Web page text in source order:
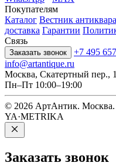
Покупателям
Каталог Вестник антиквара
доставка Гарантии
Связь
Заказать звонок +7 495
info@artantique.ru
Москва, Скатертный пер.,
Пн–Пт 10:00–19:00
© 2026 АртАнтик. Москва.
YA·METRIKA
Заказать звонок